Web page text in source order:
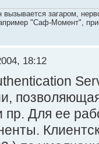
загаром,
"Саф-Момент",
18:12
Для ее